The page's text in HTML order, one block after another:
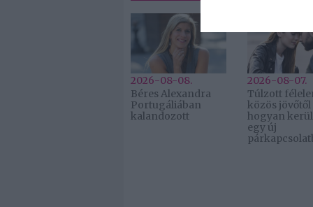
2026-08-08.
Béres Alexandra
Portugáliában
kalandozott
2026-08-07.
Túlzott
közös jövőtől
hogyan
egy új